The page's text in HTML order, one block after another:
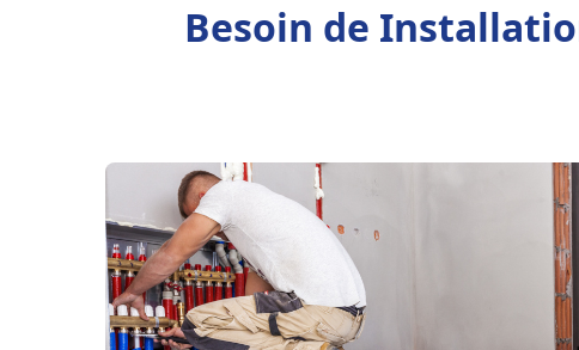
Besoin de